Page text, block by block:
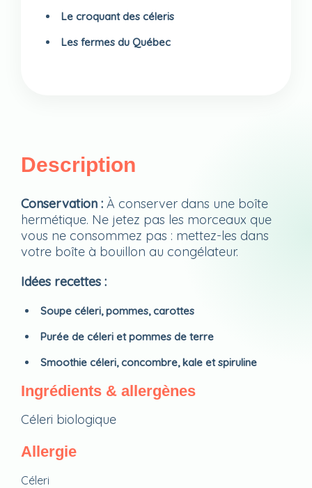
Description
Conservation : À conserver dans une boîte
hermétique. Ne jetez pas les morceaux que
vous ne consommez pas : mettez-les dans
votre boîte à bouillon au congélateur.
Idées recettes :
Soupe céleri, pommes, carottes
Purée de céleri et pommes de terre
Smoothie céleri, concombre, kale et spiruline
Ingrédients & allergènes
Céleri biologique
Allergie
Céleri
Le croquant des céleris
Les fermes du Québec